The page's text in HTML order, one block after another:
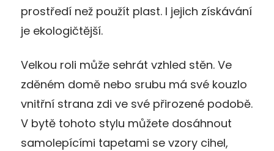
prostředí než použít plast. I jejich získávání
je ekologičtější.
Velkou roli může sehrát vzhled stěn. Ve
zděném domě nebo srubu má své kouzlo
vnitřní strana zdi ve své přirozené podobě.
V bytě tohoto stylu můžete dosáhnout
samolepícími tapetami se vzory cihel,